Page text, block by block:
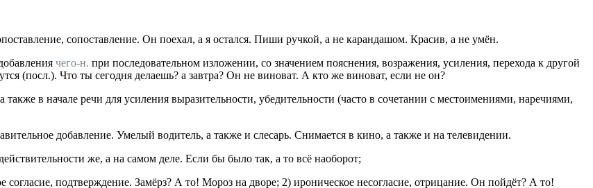
сопоставление. Он поехал, а я остался. Пиши ручкой, а не карандашом. Красив, а не умён.
чего-н. при последовательном изложении, со значением пояснения, возражения, усиления, перехода к другой
(посл.). Что ты сегодня делаешь? а завтра? Он не виноват. А кто же виноват, если не он?
в начале речи для усиления выразительности, убедительности (часто в сочетании с местоимениями, наречиями,
добавление. Умелый водитель, а также и слесарь. Снимается в кино, а также и на телевидении.
же, а на самом деле. Если бы было так, а то всё наоборот;
согласие, подтверждение. Замёрз? А то! Мороз на дворе; 2) ироническое несогласие, отрицание. Он пойдёт? А то!